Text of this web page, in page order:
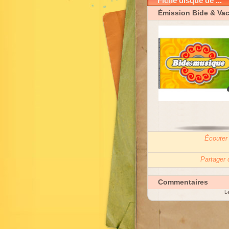
Émission Bide &
Partager
Commentaires